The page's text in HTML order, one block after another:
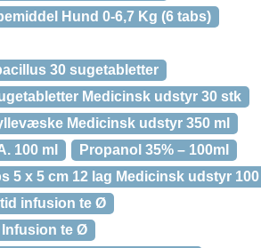
Hund 0-6,7 Kg (6 tabs)
30 sugetabletter
Medicinsk udstyr 30 stk
Medicinsk udstyr 350 ml
100 ml
Propanol 35% – 100ml
5 x 5 cm 12 lag Medicinsk udstyr
infusion te Ø
te Ø